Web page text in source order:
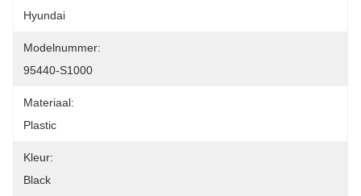
Hyundai
Modelnummer:
95440-S1000
Materiaal:
Plastic
Kleur:
Black